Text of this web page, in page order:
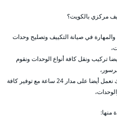
مركزي بالكويت؟
والمهارة في صيانة التكييف وتصليح وحدات
تركيب ونقل كافة أنواع الوحدات ونقوم
بخبرة فني تكييف باكستاني الكويت، و لذلك نعمل أيضا على مدار 24 ساعة مع توفير كافة
منها: